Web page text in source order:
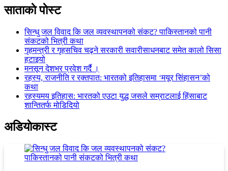
साताकाे पाेस्ट
सिन्धु जल विवाद कि जल व्यवस्थापनको संकट? पाकिस्तानको पानी
संकटको भित्री कथा
गृहमन्त्री र गृहसचिव चढ्ने सरकारी सवारीसाधनबाट समेत कालो सिसा
हटाइयो
मनसून देशभर प्रवेश गर्दै ।
रहस्य, राजनीति र रक्तपात: भारतको इतिहासमा ‘मयूर सिंहासन’को
कथा
रहस्यमय इतिहास: भारतको एउटा युद्ध जसले सम्राटलाई हिंसाबाट
शान्तितर्फ मोडिदियो
अडियाेकास्ट